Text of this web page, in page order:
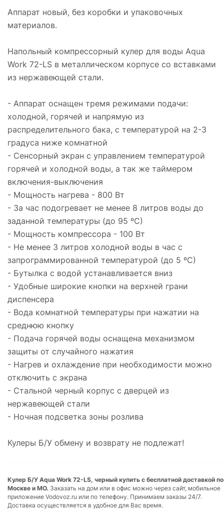
Аппарат новый, без коробки и упаковочных
материалов.
Напольный компрессорный кулер для воды Aqua
Work 72-LS в металлическом корпусе со вставками
из нержавеющей стали.
- Аппарат оснащен тремя режимами подачи:
холодной, горячей и напрямую из
распределительного бака, с температурой на 2-3
градуса ниже комнатной
- Сенсорный экран с управлением температурой
горячей и холодной воды, а так же таймером
включения-выключения
- Мощность нагрева - 800 Вт
- За час подогревает не менее 8 литров воды до
заданной температуры (до 95 ºС)
- Мощность компрессора - 100 Вт
- Не менее 3 литров холодной воды в час с
запрограммированной температурой (до 5 ºС)
- Бутылка с водой устанавливается вниз
- Удобные широкие кнопки на верхней грани
диспенсера
- Вода комнатной температуры при нажатии на
среднюю кнопку
- Подача горячей воды оснащена механизмом
защиты от случайного нажатия
- Нагрев и охлаждение при необходимости можно
отключить с экрана
- Стальной черный корпус с дверцей из
нержавеющей стали
- Ночная подсветка зоны розлива
Кулеры Б/У обмену и возврату не подлежат!
Кулер Б/У Aqua Work 72-LS, черный купить с бесплатной доставкой по
Москве и МО. Заказать на дом или в офис можно через сайт, мобильное
приложение Vodovoz.ru или по телефону. Принимаем заказы 24/7.
Доставка осуществляется в удобное для Вас время.